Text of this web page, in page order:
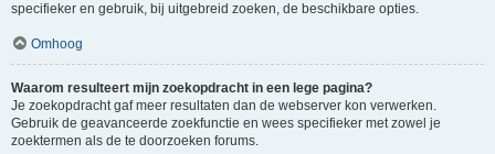
specifieker en gebruik, bij uitgebreid zoeken, de beschikbare opties.
Omhoog
Waarom resulteert mijn zoekopdracht in een lege pagina?
Je zoekopdracht gaf meer resultaten dan de webserver kon verwerken.
Gebruik de geavanceerde zoekfunctie en wees specifieker met zowel je
zoektermen als de te doorzoeken forums.